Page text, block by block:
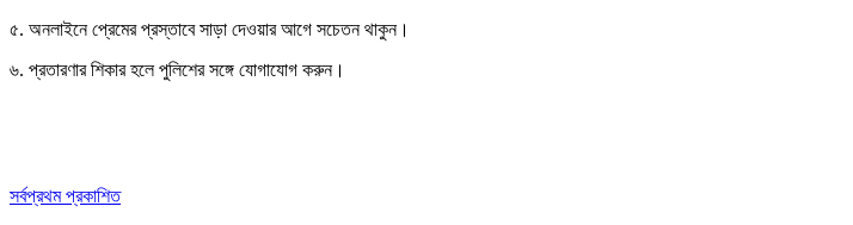
৫. অনলাইনে প্রেমের প্রস্তাবে সাড়া দেওয়ার আগে সচেতন থাকুন।
৬. প্রতারণার শিকার হলে পুলিশের সঙ্গে যোগাযোগ করুন।
সর্বপ্রথম প্রকাশিত